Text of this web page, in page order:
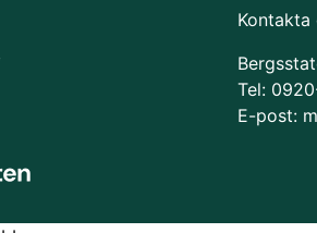
Kontakta
Tel:
E-post: